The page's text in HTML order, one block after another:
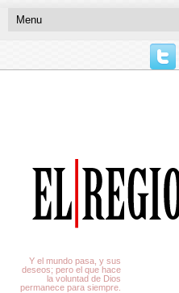
Y el mundo pasa, y sus
deseos; pero el que hace
la voluntad de Dios
permanece para siempre.